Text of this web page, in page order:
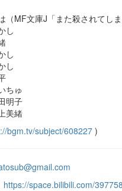
（MF文庫J「また殺されてし
し
し
し
ちゅ
明子
美緒
bgm.tv/subject/608227 )
https://space.bilibili.com/